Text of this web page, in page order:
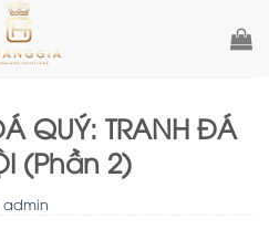
QUÝ: TRANH ĐÁ
(Phần 2)
admin